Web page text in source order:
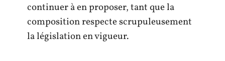
continuer à en proposer, tant que la
composition respecte scrupuleusement
la législation en vigueur.